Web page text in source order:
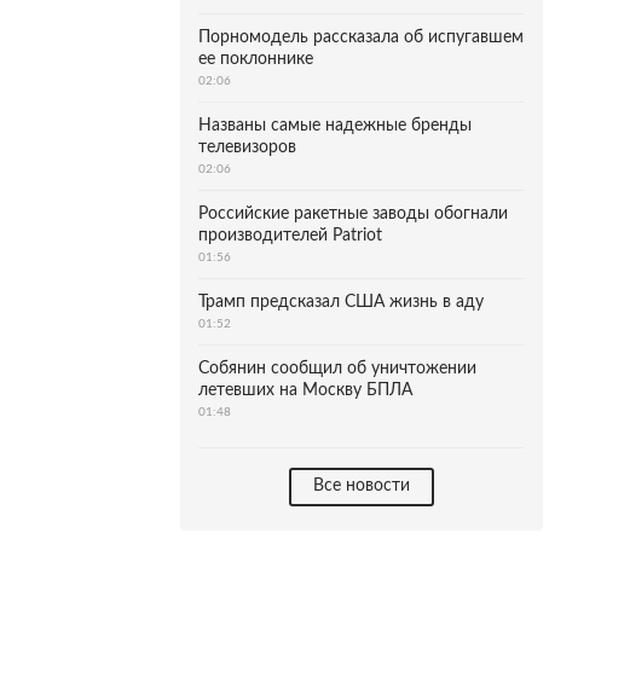
Порномодель рассказала об испугавшем
ее поклоннике
02:06
Названы самые надежные бренды
телевизоров
02:06
Российские ракетные заводы обогнали
производителей Patriot
01:56
Трамп предсказал США жизнь в аду
01:52
Собянин сообщил об уничтожении
летевших на Москву БПЛА
01:48
Все новости